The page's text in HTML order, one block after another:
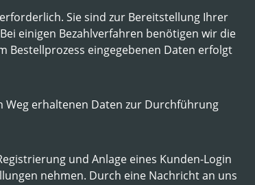
Sie sind zur Bereitstellung Ihrer
einigen Bezahlverfahren benötigen wir die
Bestellprozess eingegebenen Daten erfolgt
Weg erhaltenen Daten zur Durchführung
und Anlage eines Kunden-Login
nehmen. Durch eine Nachricht an uns